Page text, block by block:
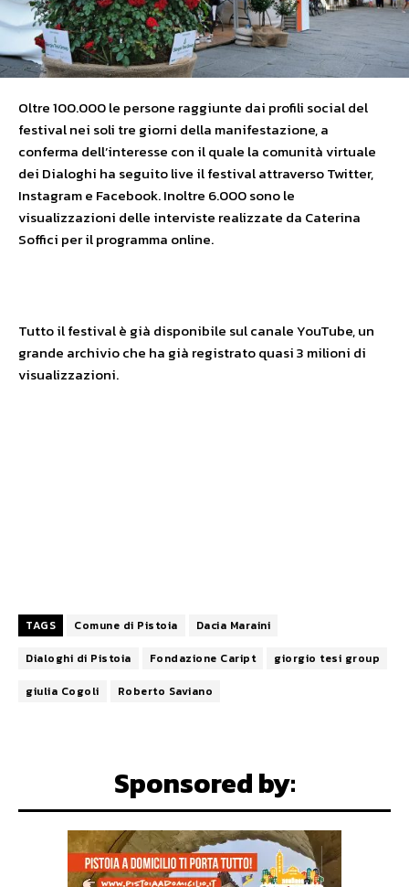
Oltre 100.000 le persone raggiunte dai profili social del
festival nei soli tre giorni della manifestazione, a
conferma dell’interesse con il quale la comunità virtuale
dei Dialoghi ha seguito live il festival attraverso Twitter,
Instagram e Facebook. Inoltre 6.000 sono le
visualizzazioni delle interviste realizzate da Caterina
Soffici per il programma online.
Tutto il festival è già disponibile sul canale YouTube, un
grande archivio che ha già registrato quasi 3 milioni di
visualizzazioni.
TAGS Comune di Pistoia
Dacia Maraini
Dialoghi di Pistoia
Fondazione Caript
giorgio tesi group
giulia Cogoli
Roberto Saviano
Sponsored by: